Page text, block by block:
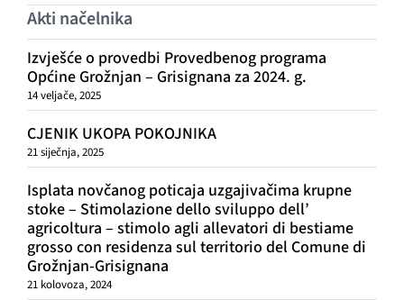
Akti načelnika
Izvješće o provedbi Provedbenog programa
Općine Grožnjan – Grisignana za 2024. g.
14 veljače, 2025
CJENIK UKOPA POKOJNIKA
21 siječnja, 2025
Isplata novčanog poticaja uzgajivačima krupne
stoke – Stimolazione dello sviluppo dell’
agricoltura – stimolo agli allevatori di bestiame
grosso con residenza sul territorio del Comune di
Grožnjan-Grisignana
21 kolovoza, 2024